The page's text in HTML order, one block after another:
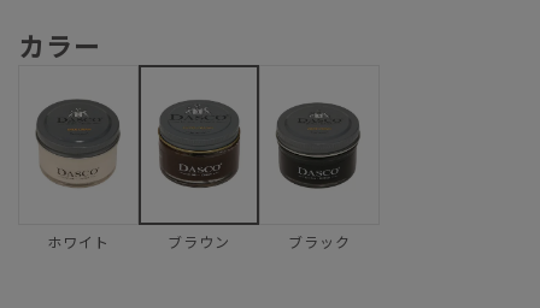
カラー
ホワイト ブラウン ブラック